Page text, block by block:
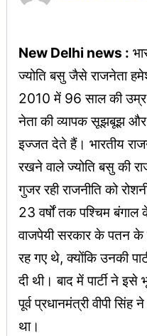
New Delhi news :
ज्योति बसु जैसे राजनेता
2010 में 96 साल की
नेता की व्यापक सूझबूझ और
इज्जत देते हैं। भारतीय
रखने वाले ज्योति बसु की
गुजर रही राजनीति को
23 वर्षों तक पश्चिम
वाजपेयी सरकार के पतन के
रह गए थे, क्योंकि उनकी
दी थी। बाद में पार्टी ने
पूर्व प्रधानमंत्री वीपी
था।